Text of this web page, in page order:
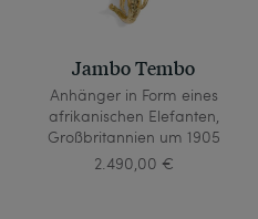
Jambo Tembo
Anhänger in Form eines
afrikanischen Elefanten,
Großbritannien um 1905
2.490,00 €